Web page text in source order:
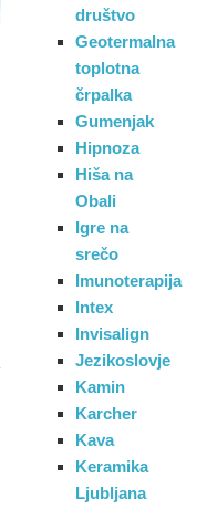
društvo
Geotermalna
toplotna
črpalka
Gumenjak
Hipnoza
Hiša na
Obali
Igre na
srečo
Imunoterapija
Intex
Invisalign
Jezikoslovje
Kamin
Karcher
Kava
Keramika
Ljubljana